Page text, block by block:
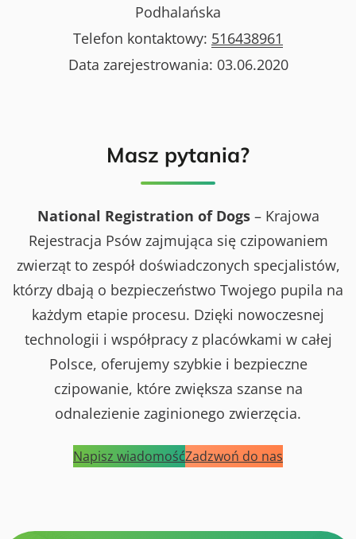
Podhalańska
Telefon kontaktowy: 516438961
Data zarejestrowania: 03.06.2020
Masz pytania?
National Registration of Dogs– Krajowa
Rejestracja Psów zajmująca się czipowaniem
zwierząt to zespół doświadczonych specjalistów,
którzy dbają o bezpieczeństwo Twojego pupila na
każdym etapie procesu. Dzięki nowoczesnej
technologii i współpracy z placówkami w całej
Polsce, oferujemy szybkie i bezpieczne
czipowanie, które zwiększa szanse na
odnalezienie zaginionego zwierzęcia.
Napisz wiadomośćZadzwoń do nas